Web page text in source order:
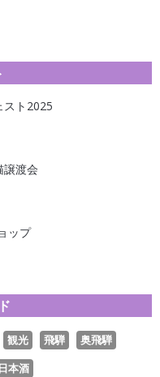
スト2025
譲渡会
ップ
観光 飛騨
奥飛騨
日本酒